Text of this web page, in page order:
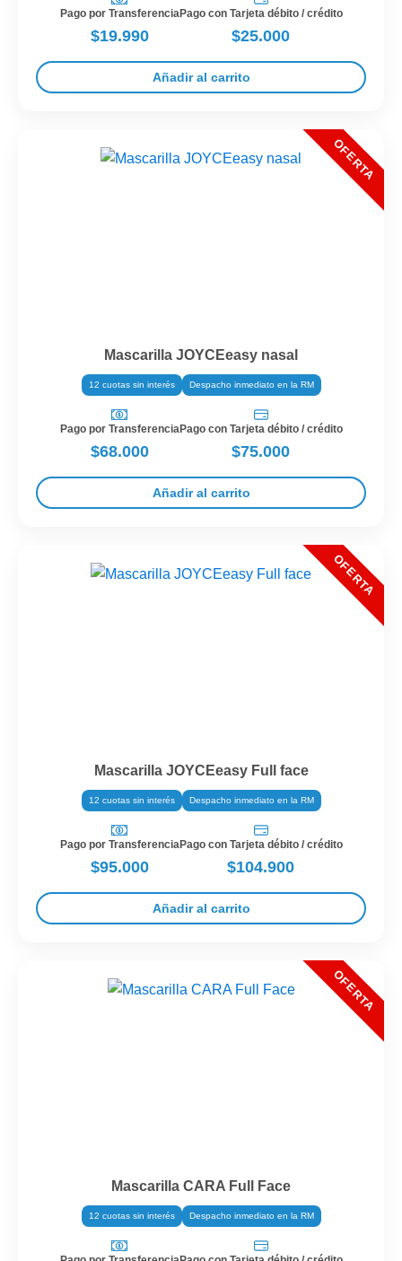
Pago por Transferencia
$19.990
Pago con Tarjeta débito / crédito
$25.000
Añadir al carrito
Mascarilla JOYCEeasy nasal
12 cuotas sin interés Despacho inmediato en la RM
Pago por Transferencia
$68.000
Pago con Tarjeta débito / crédito
$75.000
Añadir al carrito
Mascarilla JOYCEeasy Full face
12 cuotas sin interés Despacho inmediato en la RM
Pago por Transferencia
$95.000
Pago con Tarjeta débito / crédito
$104.900
Añadir al carrito
Mascarilla CARA Full Face
12 cuotas sin interés Despacho inmediato en la RM